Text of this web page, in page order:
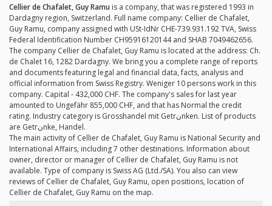
Cellier de Chafalet, Guy Ramu is a company, that was registered 1993 in
Dardagny region, Switzerland. Full name company: Cellier de Chafalet,
Guy Ramu, company assigned with USt-IdNr CHE-739.931.192 TVA, Swiss
Federal Identification Number CH95916120144 and SHAB 7049462656.
The company Cellier de Chafalet, Guy Ramu is located at the address: Ch.
de Chalet 16, 1282 Dardagny. We bring you a complete range of reports
and documents featuring legal and financial data, facts, analysis and
official information from Swiss Registry. Weniger 10 persons work in this
company. Capital - 432,000 CHF. The company's sales for last year
amounted to Ungefähr 855,000 CHF, and that has Normal the credit
rating. Industry category is Grosshandel mit Getrنnken. List of products
are Getrنnke, Handel.
The main activity of Cellier de Chafalet, Guy Ramu is National Security and
International Affairs, including 7 other destinations. Information about
owner, director or manager of Cellier de Chafalet, Guy Ramu is not
available. Type of company is Swiss AG (Ltd./SA). You also can view
reviews of Cellier de Chafalet, Guy Ramu, open positions, location of
Cellier de Chafalet, Guy Ramu on the map.